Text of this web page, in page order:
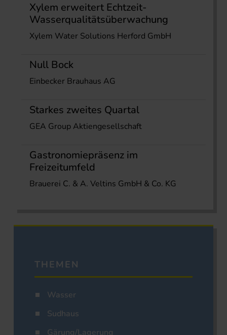
Xylem erweitert Echtzeit-
Wasserqualitätsüberwachung
Xylem Water Solutions Herford GmbH
Null Bock
Einbecker Brauhaus AG
Starkes zweites Quartal
GEA Group Aktiengesellschaft
Gastronomiepräsenz im
Freizeitumfeld
Brauerei C. & A. Veltins GmbH & Co. KG
THEMEN
Wasser
Sudhaus
Gärung/Lagerung